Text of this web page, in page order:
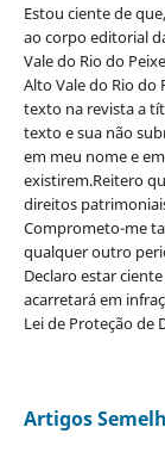
Estou ciente de
ao corpo editorial
Vale do Rio do
Alto Vale do Rio do
texto na revista a
texto e sua não
em meu nome e
existirem.Reitero
direitos
Comprometo-me
qualquer outro
Declaro estar
acarretará em
Lei de Proteção de
Artigos